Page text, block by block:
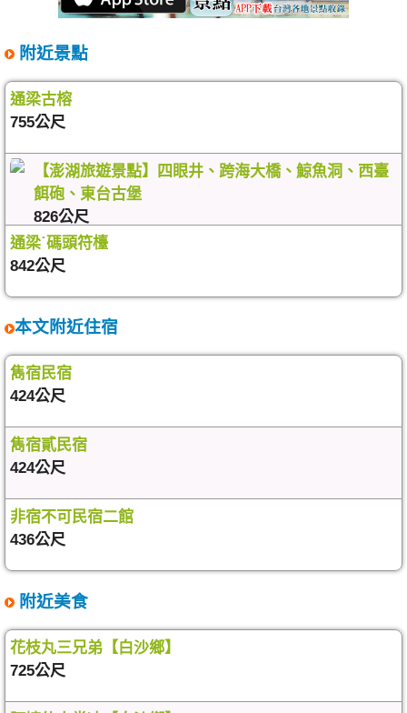
附近景點
通梁古榕
755公尺
【澎湖旅遊景點】四眼井、跨海大橋、鯨魚洞、西臺
餌砲、東台古堡
826公尺
通梁˙碼頭符檯
842公尺
本文附近住宿
雋宿民宿
424公尺
雋宿貳民宿
424公尺
非宿不可民宿二館
436公尺
附近美食
花枝丸三兄弟【白沙鄉】
725公尺